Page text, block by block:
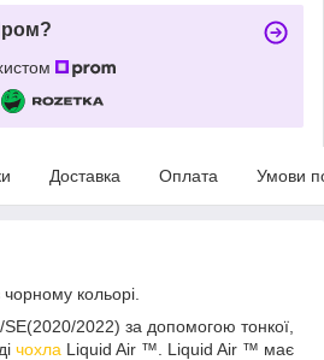
Доставка Оплата Умови
кольорі.
SE(2020/2022) за допомогою тонкої,
чохла Liquid Air ™. Liquid Air ™ має